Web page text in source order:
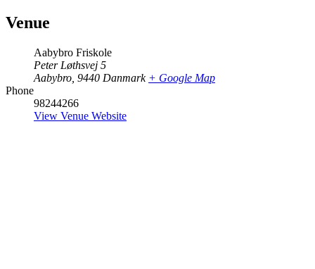
Venue
Aabybro Friskole
Peter Løthsvej 5
Aabybro 9440 Danmark + Google Map
Phone
98244266
View Venue Website